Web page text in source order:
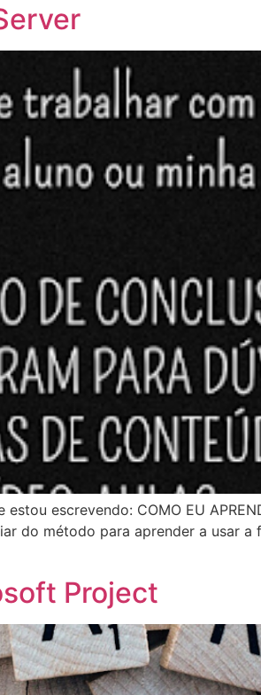
escrevendo: COMO EU
do método para aprender a usar
Project